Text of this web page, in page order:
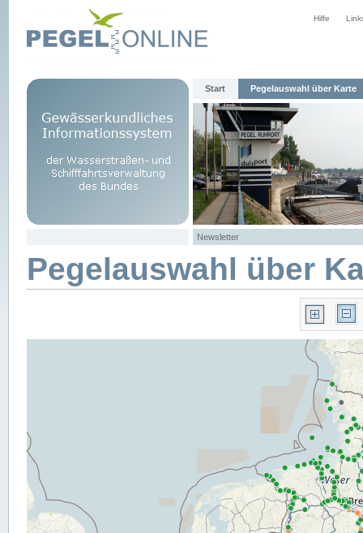
Hilfe
Start Pegelauswahl über Karte
Newsletter
Pegelauswahl über